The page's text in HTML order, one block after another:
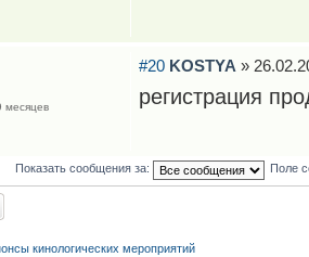
#20 KOSTYA »
регистрация
месяцев
Показать сообщения за: Поле
кинологических мероприятий